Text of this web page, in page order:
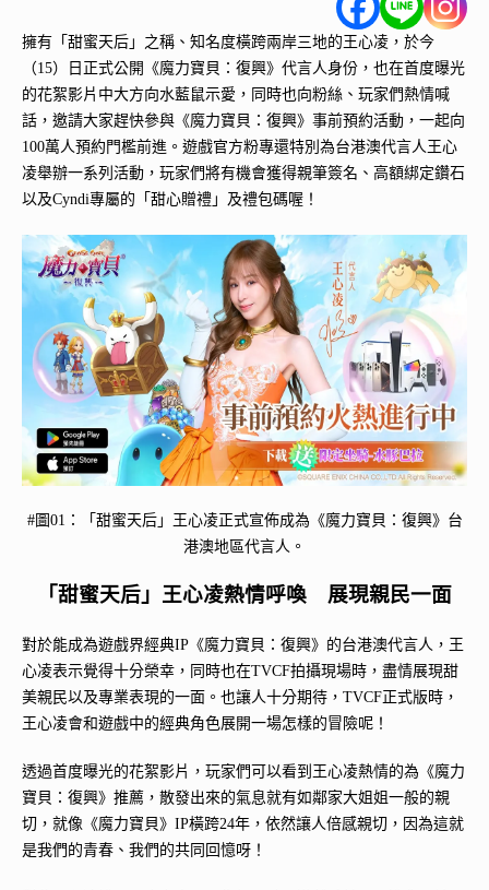
擁有「甜蜜天后」之稱、知名度橫跨兩岸三地的王心凌，於今
（15）日正式公開《魔力寶貝：復興》代言人身份，也在首度曝光
的花絮影片中大方向水藍鼠示愛，同時也向粉絲、玩家們熱情喊
話，邀請大家趕快參與《魔力寶貝：復興》事前預約活動，一起向
100萬人預約門檻前進。遊戲官方粉專還特別為台港澳代言人王心
凌舉辦一系列活動，玩家們將有機會獲得親筆簽名、高額綁定鑽石
以及Cyndi專屬的「甜心贈禮」及禮包碼喔！
#圖01：「甜蜜天后」王心凌正式宣佈成為《魔力寶貝：復興》台
港澳地區代言人。
「甜蜜天后」王心凌熱情呼喚 展現親民一面
對於能成為遊戲界經典IP《魔力寶貝：復興》的台港澳代言人，王
心凌表示覺得十分榮幸，同時也在TVCF拍攝現場時，盡情展現甜
美親民以及專業表現的一面。也讓人十分期待，TVCF正式版時，
王心凌會和遊戲中的經典角色展開一場怎樣的冒險呢！
透過首度曝光的花絮影片，玩家們可以看到王心凌熱情的為《魔力
寶貝：復興》推薦，散發出來的氣息就有如鄰家大姐姐一般的親
切，就像《魔力寶貝》IP橫跨24年，依然讓人倍感親切，因為這就
是我們的青春、我們的共同回憶呀！